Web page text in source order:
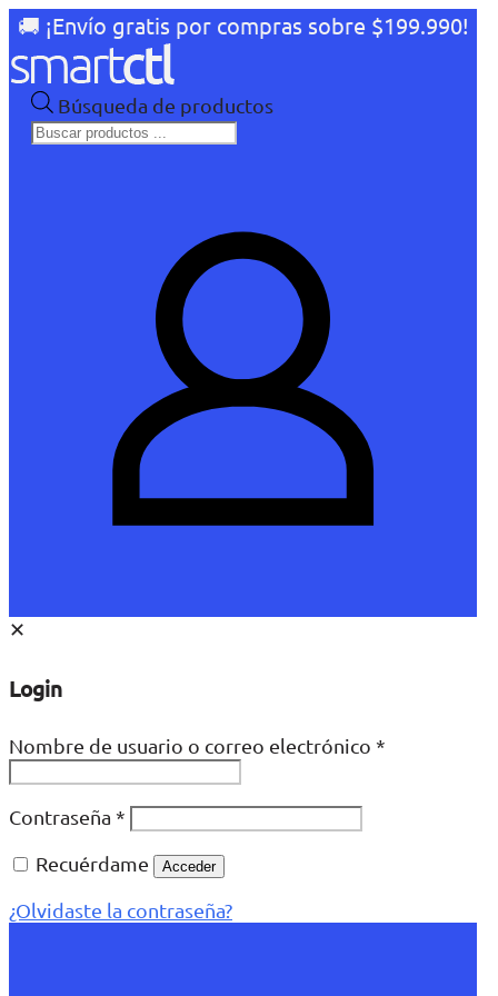
🚚 ¡Envío gratis por compras sobre $199.990!
Búsqueda de productos
✕
Login
Nombre de usuario o correo electrónico *
Contraseña *
Recuérdame
Acceder
¿Olvidaste la contraseña?